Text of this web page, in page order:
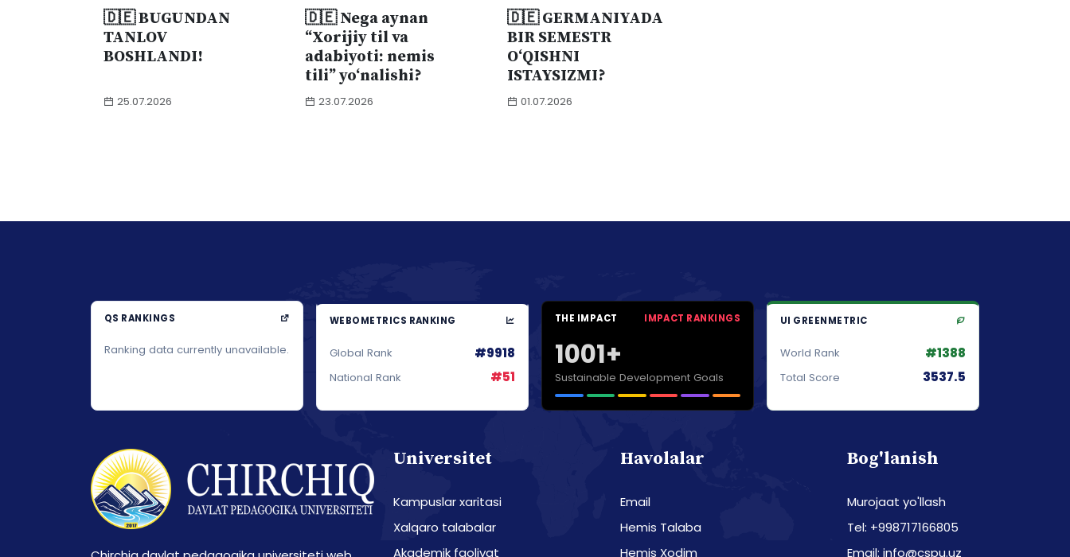
🇩🇪 BUGUNDAN
TANLOV
BOSHLANDI!
25.07.2026
🇩🇪 Nega aynan
“Xorijiy til va
adabiyoti: nemis
tili” yo‘nalishi?
23.07.2026
🇩🇪 GERMANIYADA
BIR SEMESTR
O‘QISHNI
ISTAYSIZMI?
01.07.2026
QS RANKINGS
Ranking data currently unavailable.
WEBOMETRICS RANKING
Global Rank #9918
National Rank #51
THE IMPACT IMPACT RANKINGS
1001+
Sustainable Development Goals
UI GREENMETRIC
World Rank #1388
Total Score 3537.5
Universitet
Kampuslar xaritasi
Xalqaro talabalar
Akademik faoliyat
Havolalar
Email
Hemis Talaba
Hemis Xodim
Bog'lanish
Murojaat yo'llash
Tel: +998717166805
Email: info@cspu.uz